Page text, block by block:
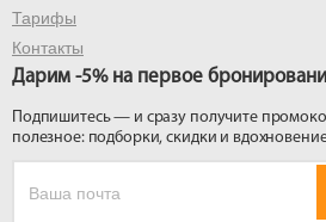
Тарифы
Контакты
Дарим -5% на первое
Подпишитесь — и сразу получите
полезное: подборки, скидки и